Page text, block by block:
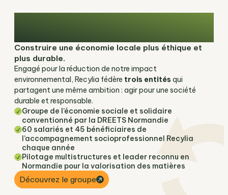
Construire une économie locale plus éthique et
plus durable.
Engagé pour la réduction de notre impact
environnemental, Recylia fédère trois entitésqui
partagent une même ambition : agir pour une société
durable et responsable.
Groupe de l’économie sociale et solidaire
conventionné par la DREETS Normandie
60 salariés et 45 bénéficiaires de
l’accompagnement socioprofessionnel Recylia
chaque année
Pilotage multistructures et leader reconnu en
Normandie pour la valorisation des matières
Découvrez le groupe